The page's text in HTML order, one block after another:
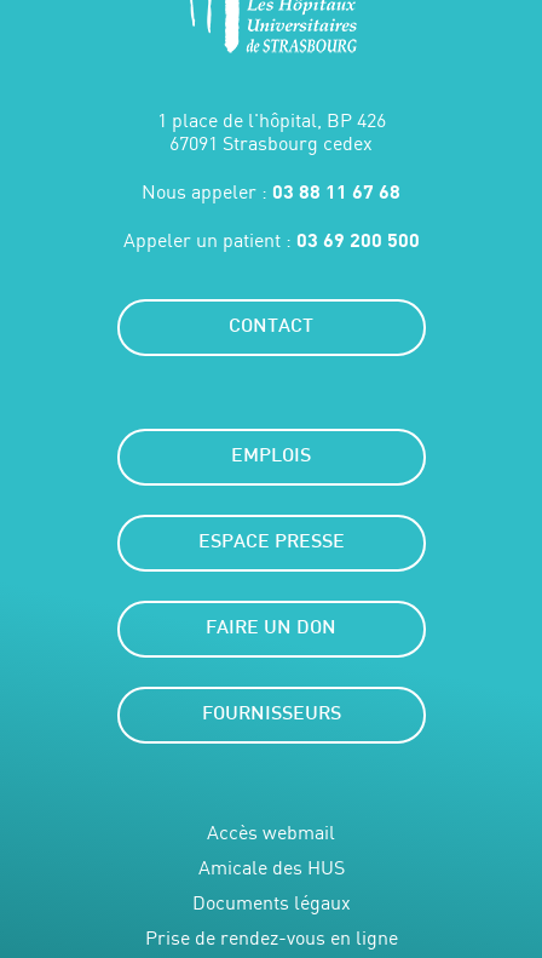
1 place de l'hôpital, BP 426
67091 Strasbourg cedex
Nous appeler : 03 88 11 67 68
Appeler un patient : 03 69 200 500
CONTACT
EMPLOIS
ESPACE PRESSE
FAIRE UN DON
FOURNISSEURS
Accès webmail
Amicale des HUS
Documents légaux
Prise de rendez-vous en ligne